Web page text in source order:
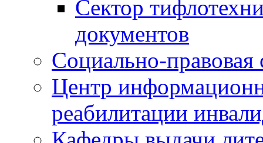
Сектор
документов
Социально-правовая
Центр
реабилитации